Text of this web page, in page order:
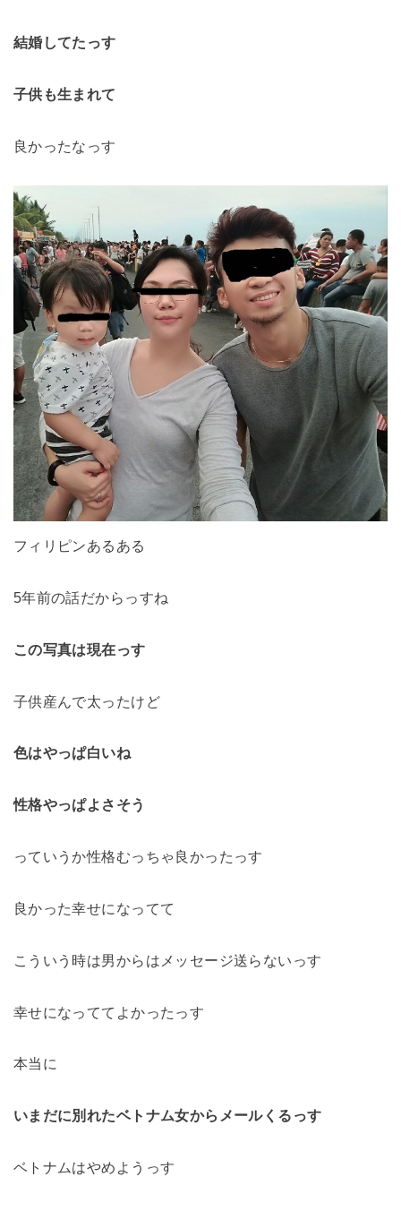
結婚してたっす
子供も生まれて
良かったなっす
フィリピンあるある
5年前の話だからっすね
この写真は現在っす
子供産んで太ったけど
色はやっぱ白いね
性格やっぱよさそう
っていうか性格むっちゃ良かったっす
良かった幸せになってて
こういう時は男からはメッセージ送らないっす
幸せになっててよかったっす
本当に
いまだに別れたベトナム女からメールくるっす
ベトナムはやめようっす